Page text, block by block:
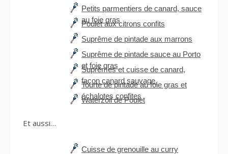
Petits parmentiers de canard, sauce
au foie gras
Poulet aux citrons confits
Suprême de pintade aux marrons
Suprême de pintade sauce au Porto
et foie gras
Suprêmes et cuisse de canard,
façon canard sauvage.
Tourte de pintade au foie gras et
échalotes confites
Waterzoil de Poulet
Et aussi…
Cuisse de grenouille au curry